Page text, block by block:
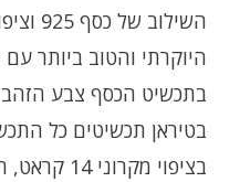
השילוב של כסף 925 וציפוי זהב יוצר את התכשיט
היוקרתי והטוב ביותר
בתכשיט הכסף צבע הזהב
בטיראן תכשיטים כל התכשיטי כסף
בציפוי מקרוני 14 קראט, האיכותי והעמיד ביותר.